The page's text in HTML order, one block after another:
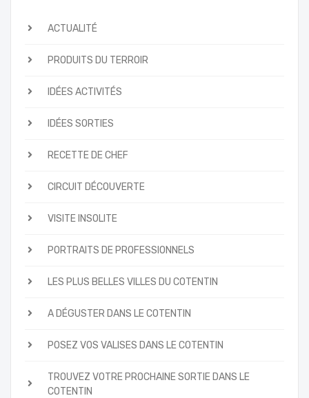
ACTUALITÉ
PRODUITS DU TERROIR
IDÉES ACTIVITÉS
IDÉES SORTIES
RECETTE DE CHEF
CIRCUIT DÉCOUVERTE
VISITE INSOLITE
PORTRAITS DE PROFESSIONNELS
LES PLUS BELLES VILLES DU COTENTIN
A DÉGUSTER DANS LE COTENTIN
POSEZ VOS VALISES DANS LE COTENTIN
TROUVEZ VOTRE PROCHAINE SORTIE DANS LE
COTENTIN